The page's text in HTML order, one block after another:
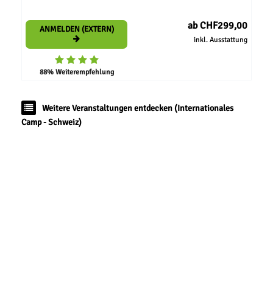
ANMELDEN (EXTERN)
88% Weiterempfehlung
ab CHF299,00
inkl. Ausstattung
Weitere Veranstaltungen entdecken (Internationales
Camp - Schweiz)